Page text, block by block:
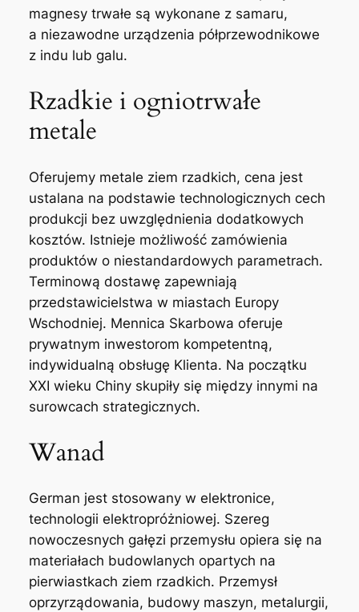
magnesy trwałe są wykonane z samaru,
a niezawodne urządzenia półprzewodnikowe
z indu lub galu.
Rzadkie i ogniotrwałe
metale
Oferujemy metale ziem rzadkich, cena jest
ustalana na podstawie technologicznych cech
produkcji bez uwzględnienia dodatkowych
kosztów. Istnieje możliwość zamówienia
produktów o niestandardowych parametrach.
Terminową dostawę zapewniają
przedstawicielstwa w miastach Europy
Wschodniej. Mennica Skarbowa oferuje
prywatnym inwestorom kompetentną,
indywidualną obsługę Klienta. Na początku
XXI wieku Chiny skupiły się między innymi na
surowcach strategicznych.
Wanad
German jest stosowany w elektronice,
technologii elektropróżniowej. Szereg
nowoczesnych gałęzi przemysłu opiera się na
materiałach budowlanych opartych na
pierwiastkach ziem rzadkich. Przemysł
oprzyrządowania, budowy maszyn, metalurgii,